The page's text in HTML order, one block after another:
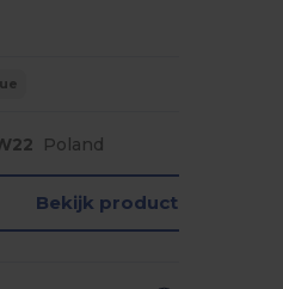
Poland
Bekijk product